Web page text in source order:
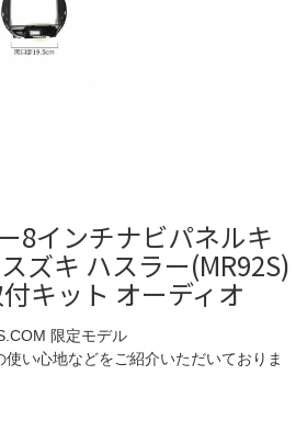
8インチナビパネルキ
ズキ ハスラー(MR92S)
キット オーディオ
限定モデル
い心地などをご紹介いただいておりま